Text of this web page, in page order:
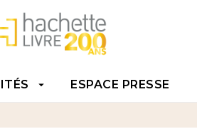
PAGE
arrow_drop_down ESPACE PRESSE